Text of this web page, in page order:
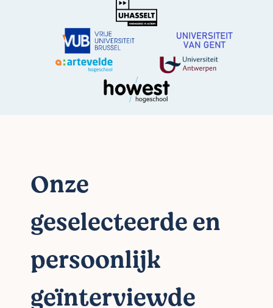
Onze
geselecteerde en
persoonlijk
geïnterviewde